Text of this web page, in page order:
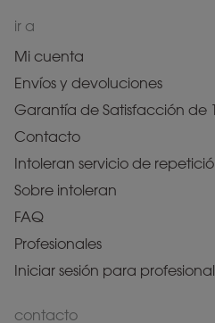
ir a
Mi cuenta
Envíos y devoluciones
Garantía de Satisfacción de
Contacto
Intoleran servicio de
Sobre intoleran
FAQ
Profesionales
Iniciar sesión para
contacto